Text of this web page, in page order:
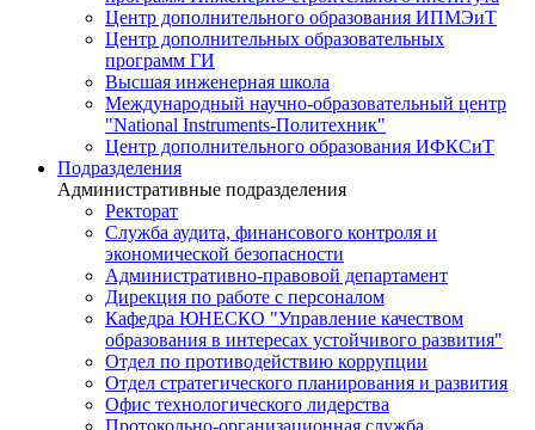
Центр дополнительного образования ИПМЭиТ
Центр дополнительных образовательных
программ ГИ
Высшая инженерная школа
Международный научно-образовательный центр
"National Instruments-Политехник"
Центр дополнительного образования ИФКСиТ
Подразделения
Административные подразделения
Ректорат
Служба аудита, финансового контроля и
экономической безопасности
Административно-правовой департамент
Дирекция по работе с персоналом
Кафедра ЮНЕСКО "Управление качеством
образования в интересах устойчивого развития"
Отдел по противодействию коррупции
Отдел стратегического планирования и развития
Офис технологического лидерства
Протокольно-организационная служба